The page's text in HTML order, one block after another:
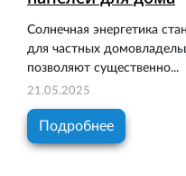
Солнечная энергетика
для частных
позволяют существенно...
21.05.2025
Подробнее